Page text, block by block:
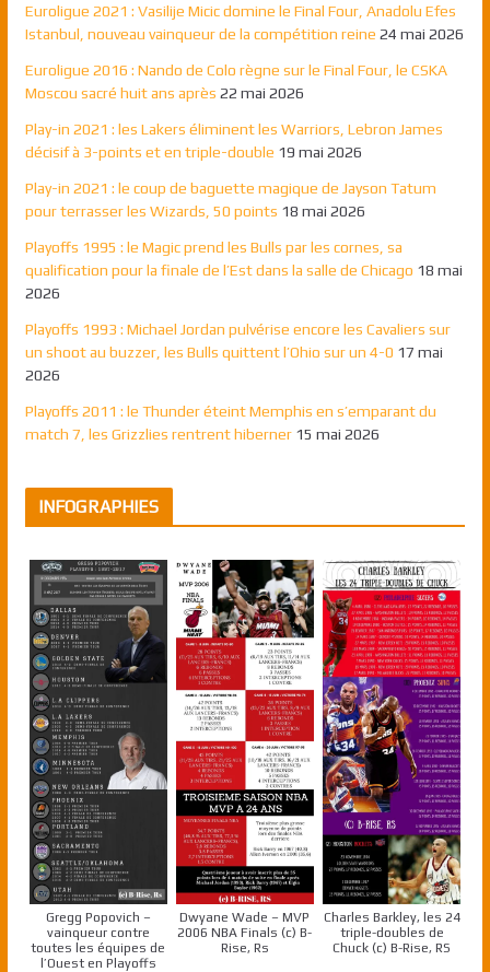
Euroligue 2021 : Vasilije Micic domine le Final Four, Anadolu Efes
Istanbul, nouveau vainqueur de la compétition reine 24 mai 2026
Euroligue 2016 : Nando de Colo règne sur le Final Four, le CSKA
Moscou sacré huit ans après 22 mai 2026
Play-in 2021 : les Lakers éliminent les Warriors, Lebron James
décisif à 3-points et en triple-double 19 mai 2026
Play-in 2021 : le coup de baguette magique de Jayson Tatum
pour terrasser les Wizards, 50 points 18 mai 2026
Playoffs 1995 : le Magic prend les Bulls par les cornes, sa
qualification pour la finale de l’Est dans la salle de Chicago 18 mai
2026
Playoffs 1993 : Michael Jordan pulvérise encore les Cavaliers sur
un shoot au buzzer, les Bulls quittent l’Ohio sur un 4-0 17 mai
2026
Playoffs 2011 : le Thunder éteint Memphis en s’emparant du
match 7, les Grizzlies rentrent hiberner 15 mai 2026
INFOGRAPHIES
Gregg Popovich –
vainqueur contre
toutes les équipes de
l’Ouest en Playoffs
Dwyane Wade – MVP
2006 NBA Finals (c) B-
Rise, Rs
Charles Barkley, les 24
triple-doubles de
Chuck (c) B-Rise, RS